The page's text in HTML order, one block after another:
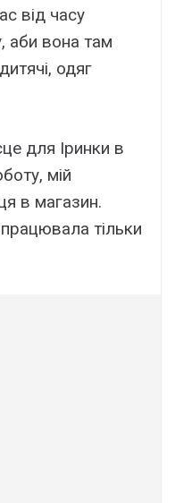
від часу
аби вона там
одяг
для Іринки в
мій
в магазин.
тільки